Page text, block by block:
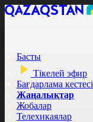
Басты
Тікелей эфир
Бағдарлама кестесі
Жаңалықтар
Жобалар
Телехикаялар